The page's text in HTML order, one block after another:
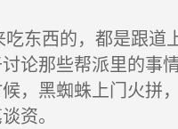
东西的，都是跟道
论那些帮派里的事
，黑蜘蛛上门火拼
资。